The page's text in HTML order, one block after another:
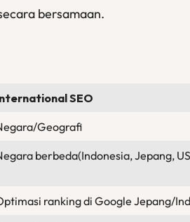
bersamaan.
SEO
Geografi
berbeda(Indonesia, Jepang,
ranking di Google Jepang/